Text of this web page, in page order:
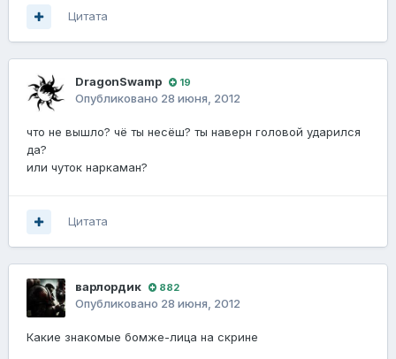
Цитата
DragonSwamp 19
Опубликовано 28 июня, 2012
что не вышло? чё ты несёш? ты наверн головой ударился
да?
или чуток наркаман?
Цитата
варлордик 882
Опубликовано 28 июня, 2012
Какие знакомые бомже-лица на скрине